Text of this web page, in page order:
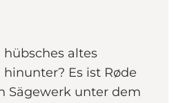
hübsches altes
Es ist Røde
Sägewerk unter dem